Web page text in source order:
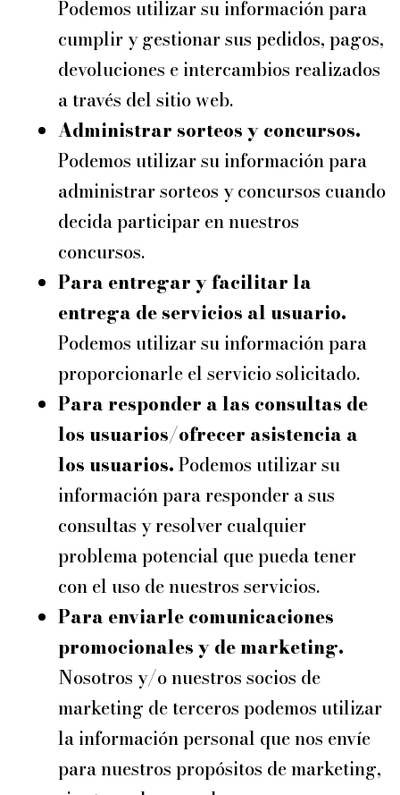
Podemos utilizar su información para
cumplir y gestionar sus pedidos, pagos,
devoluciones e intercambios realizados
a través del sitio web.
Administrar sorteos y concursos.
Podemos utilizar su información para
administrar sorteos y concursos cuando
decida participar en nuestros
concursos.
Para entregar y facilitar la
entrega de servicios al usuario.
Podemos utilizar su información para
proporcionarle el servicio solicitado.
Para responder a las consultas de
los usuarios/ofrecer asistencia a
los usuarios.Podemos utilizar su
información para responder a sus
consultas y resolver cualquier
problema potencial que pueda tener
con el uso de nuestros servicios.
Para enviarle comunicaciones
promocionales y de marketing.
Nosotros y/o nuestros socios de
marketing de terceros podemos utilizar
la información personal que nos envíe
para nuestros propósitos de marketing,